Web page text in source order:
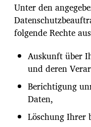
Unter den
folgende Rechte
Auskunft über
und deren
Berichtigung
Daten,
Löschung Ihrer